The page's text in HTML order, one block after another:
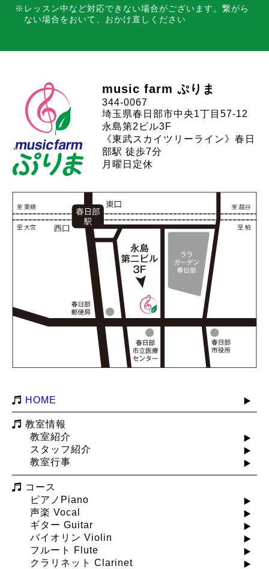
レッスン中など対応できない場合がございます。 繋がら
ない場合をおいて、おかけ直しください
music farm ぷりま
344-0067
埼玉県春日部市中央1丁目57-12
永島第2ビル3F
《東武スカイツリーライン》春日
部駅 徒歩7分
月曜日定休
HOME
教室情報
教室紹介
スタッフ紹介
教室行事
コース
ピアノPiano
声楽 Vocal
ギター Guitar
バイオリン Violin
フルート Flute
クラリネット Clarinet